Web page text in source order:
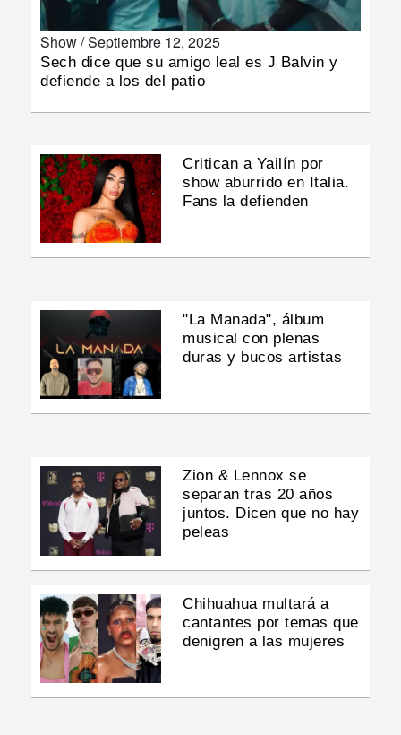
Show /Septiembre 12, 2025
Sech dice que su amigo leal es J Balvin y
defiende a los del patio
Critican a Yailín por
show aburrido en Italia.
Fans la defienden
"La Manada", álbum
musical con plenas
duras y bucos artistas
Zion & Lennox se
separan tras 20 años
juntos. Dicen que no hay
peleas
Chihuahua multará a
cantantes por temas que
denigren a las mujeres